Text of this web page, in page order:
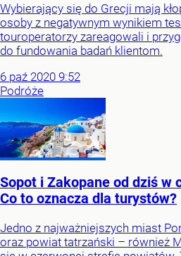
Wybierający się do Grecji mają
osoby z negatywnym wynikiem
touroperatorzy zareagowali i
do fundowania badań klientom.
6 paź 2020 9:52
Podróże
Sopot i Zakopane od dziś w
Co to oznacza dla turystów?
Jedno z najważniejszych miast
oraz powiat tatrzański – również